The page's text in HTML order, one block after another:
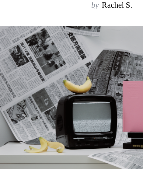
by Rachel S.